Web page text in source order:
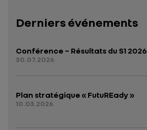
Derniers événements
Conférence – Résultats du S1 2026
30.07.2026
Plan stratégique « FutuREady »
10.03.2026